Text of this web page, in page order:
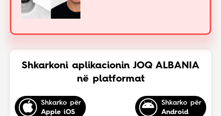
Shkarkoni aplikacionin JOQ ALBANIA
në platformat
Shkarko për
Apple iOS
Shkarko për
Android